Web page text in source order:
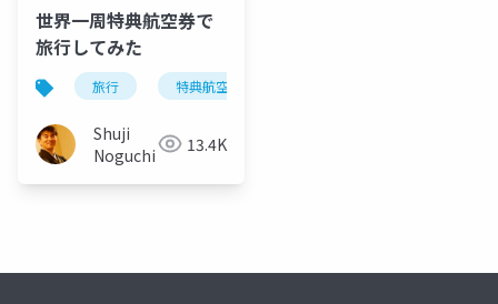
世界一周特典航空券で
旅行してみた
旅行 特典航空券
Shuji
Noguchi
13.4K